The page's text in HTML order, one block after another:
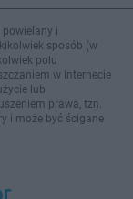
powielany i
sposób (w
polu
w Internecie
lub
prawa, tzn.
i może być ścigane